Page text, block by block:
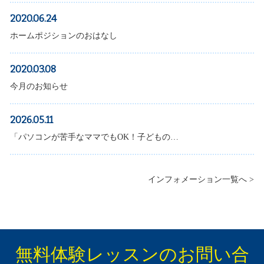
2020.06.24
ホームポジションのおはなし
2020.03.08
今月のお知らせ
2026.05.11
「パソコンが苦手なママでもOK！子どもの…
インフォメーション一覧へ >
無料体験レッスンのお問い合